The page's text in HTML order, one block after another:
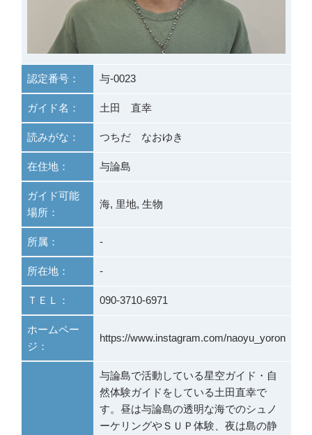
認定番号： 与-0023
ガイド名： 土田 直幸
読みがな： つちだ なおゆき
在住地： 与論島
ガイド可能
場所：
海, 里地, 生物
所属： -
所在地： -
ＴＥＬ： 090-3710-6971
ホームペー
ジ：
https://www.instagram.com/naoyu_yoron
与論島で活動している星空ガイド・自
然体験ガイドをしている土田直幸で
す。昼は与論島の透明な海でのシュノ
ーケリングやＳＵＰ体験、夜は島の静